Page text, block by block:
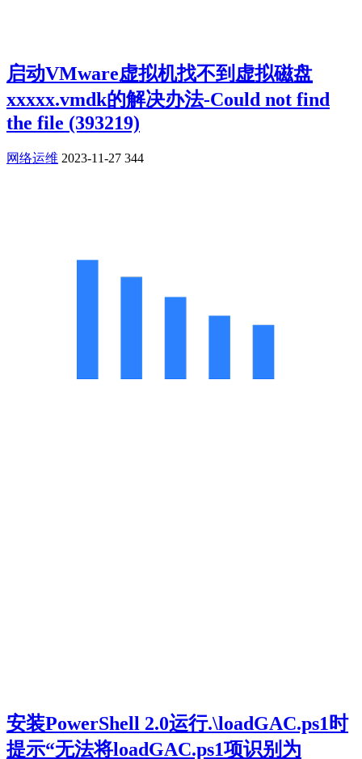
启动VMware虚拟机找不到虚拟磁盘
xxxxx.vmdk的解决办法-Could not find
the file (393219)
网络运维 2023-11-27 344
安装PowerShell 2.0运行.\loadGAC.ps1时
提示“无法将loadGAC.ps1项识别为